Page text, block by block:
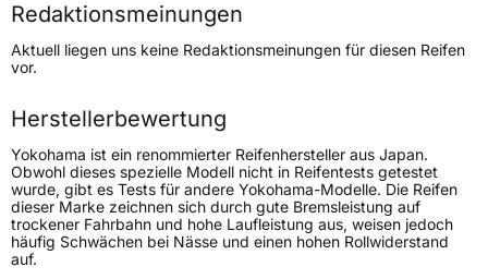
Höchstgeschwindigkeit
160 km/h
Lastindex87
Höchstlast545 kg
Gewicht (in kg)
Generelle Merkmale
FahrzeugtypPKW
Verwendung
Redaktionsmeinungen
Aktuell liegen uns keine Redaktionsmeinungen für diesen Reifen
vor.
Herstellerbewertung
Yokohama ist ein renommierter Reifenhersteller aus Japan.
Obwohl dieses spezielle Modell nicht in Reifentests getestet
wurde, gibt es Tests für andere Yokohama-Modelle. Die Reifen
dieser Marke zeichnen sich durch gute Bremsleistung auf
trockener Fahrbahn und hohe Laufleistung aus, weisen jedoch
häufig Schwächen bei Nässe und einen hohen Rollwiderstand
auf.